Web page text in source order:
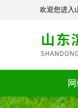
欢迎您进入